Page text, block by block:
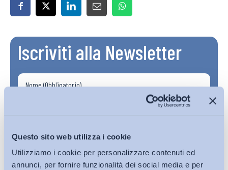
Questo sito web utilizza i cookie
Utilizziamo i cookie per personalizzare contenuti ed
annunci, per fornire funzionalità dei social media e per
Iscriviti alla Newsletter